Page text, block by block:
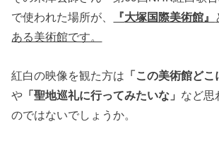
で使われた場所が、
『大塚国際美術館』
ある美術館です。
紅白の映像を観た方は 「この美術館どこ
や 「聖地巡礼に行ってみたいな」 など思
のではないでしょうか。